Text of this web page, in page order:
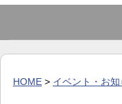
HOME> イベント・お